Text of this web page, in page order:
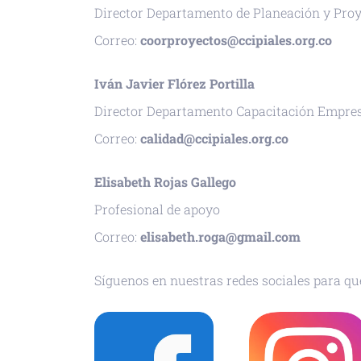
Director Departamento de Planeación y
Correo: coorproyectos@ccipiales.org.co
Iván Javier Flórez Portilla
Director Departamento Capacitación
Correo: calidad@ccipiales.org.co
Elisabeth Rojas Gallego
Profesional de apoyo
Correo: elisabeth.roga@gmail.com
Síguenos en nuestras redes sociales para